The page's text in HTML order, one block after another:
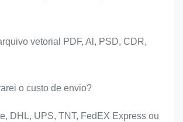
vetorial PDF, Al, PSD, CDR,
o custo de envio?
DHL, UPS, TNT, FedEX Express ou